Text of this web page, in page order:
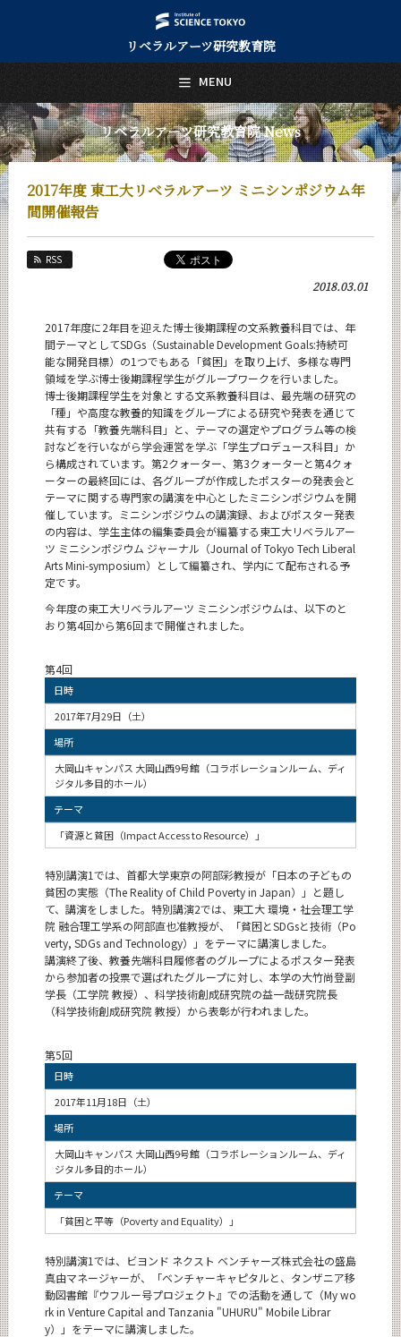
リベラルアーツ研究教育院
リベラルアーツ研究教育院 News
2017年度 東工大リベラルアーツ ミニシンポジウム年
間開催報告
RSS
2018.03.01
2017年度に2年目を迎えた博士後期課程の文系教養科目では、年
間テーマとしてSDGs（Sustainable Development Goals:持続可
能な開発目標）の1つでもある「貧困」を取り上げ、多様な専門
領域を学ぶ博士後期課程学生がグループワークを行いました。
博士後期課程学生を対象とする文系教養科目は、最先端の研究の
「種」や高度な教養的知識をグループによる研究や発表を通じて
共有する「教養先端科目」と、テーマの選定やプログラム等の検
討などを行いながら学会運営を学ぶ「学生プロデュース科目」か
ら構成されています。第2クォーター、第3クォーターと第4クォ
ーターの最終回には、各グループが作成したポスターの発表会と
テーマに関する専門家の講演を中心としたミニシンポジウムを開
催しています。ミニシンポジウムの講演録、およびポスター発表
の内容は、学生主体の編集委員会が編纂する東工大リベラルアー
ツ ミニシンポジウム ジャーナル（Journal of Tokyo Tech Liberal
Arts Mini-symposium）として編纂され、学内にて配布される予
定です。
今年度の東工大リベラルアーツ ミニシンポジウムは、以下のと
おり第4回から第6回まで開催されました。
第4回
日時
2017年7月29日（土）
場所
大岡山キャンパス 大岡山西9号館（コラボレーションルーム、ディ
ジタル多目的ホール）
テーマ
「資源と貧困（Impact Access to Resource）」
特別講演1では、首都大学東京の阿部彩教授が「日本の子どもの
貧困の実態（The Reality of Child Poverty in Japan）」と題し
て、講演をしました。特別講演2では、東工大 環境・社会理工学
院 融合理工学系の阿部直也准教授が、「貧困とSDGsと技術（Po
verty, SDGs and Technology）」をテーマに講演しました。
講演終了後、教養先端科目履修者のグループによるポスター発表
から参加者の投票で選ばれたグループに対し、本学の大竹尚登副
学長（工学院 教授）、科学技術創成研究院の益一哉研究院長
（科学技術創成研究院 教授）から表彰が行われました。
第5回
日時
2017年11月18日（土）
場所
大岡山キャンパス 大岡山西9号館（コラボレーションルーム、ディ
ジタル多目的ホール）
テーマ
「貧困と平等（Poverty and Equality）」
特別講演1では、ビヨンド ネクスト ベンチャーズ株式会社の盛島
真由マネージャーが、「ベンチャーキャピタルと、タンザニア移
動図書館『ウフルー号プロジェクト』での活動を通して（My wo
rk in Venture Capital and Tanzania "UHURU" Mobile Librar
y）」をテーマに講演しました。
MENU
日本語 English
トップページ
Top Page
リベラルアーツ研究教育院について
About Us
教育
Education
研究
Research
教員紹介
faculty
リベラルアーツ研究教育院 News
News
News 一覧
カテゴリ別
月別
イベントカレンダー
Event Calendar
CLOSE